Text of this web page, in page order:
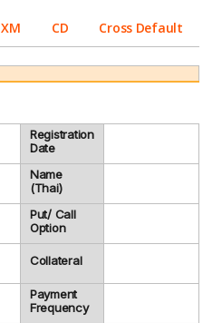
XM CD Cross Default
Registration
Date
Name
(Thai)
Put/ Call
Option
Collateral
Payment
Frequency